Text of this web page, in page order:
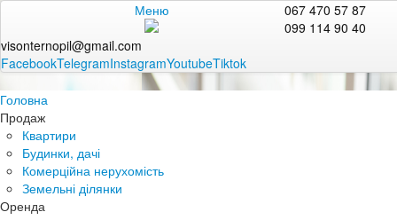
Меню
067 470 57 87
099 114 90 40
visonternopil@gmail.com
FacebookTelegramInstagramYoutubeTiktok
Головна
Продаж
Квартири
Будинки, дачі
Комерційна нерухомість
Земельні ділянки
Оренда